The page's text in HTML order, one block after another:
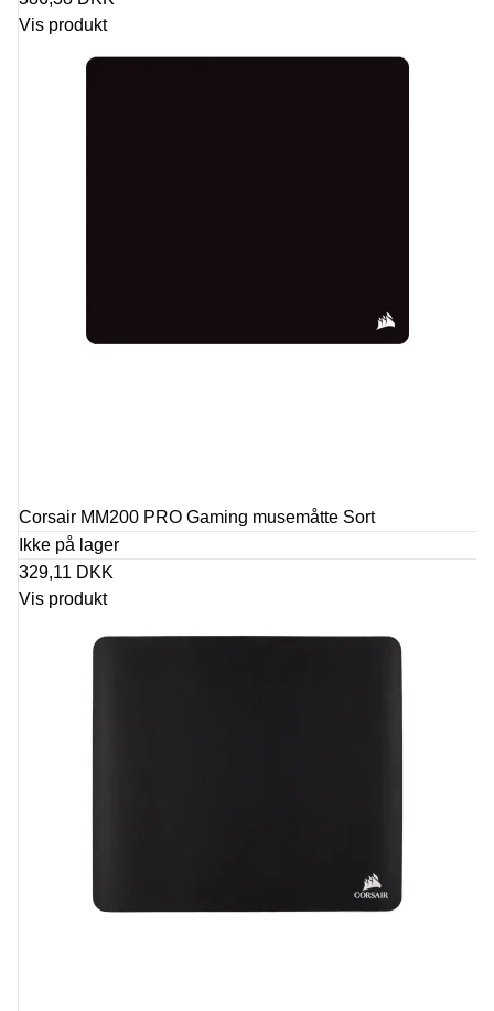
Vis produkt
Corsair MM200 PRO Gaming musemåtte Sort
Ikke på lager
329,11 DKK
Vis produkt